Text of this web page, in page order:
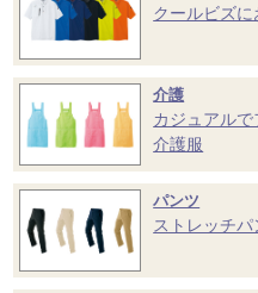
クールビズ
介護
カジュアル
介護服
パンツ
ストレッチ